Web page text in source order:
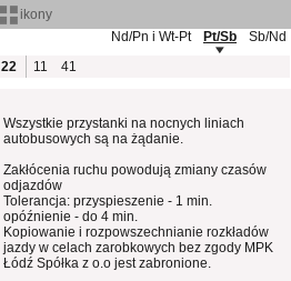
ikony
Nd/Pn i Wt-Pt
Pt/Sb
Sb/Nd
22
11 41
Wszystkie przystanki na nocnych liniach
autobusowych są na żądanie.
Zakłócenia ruchu powodują zmiany czasów
odjazdów
Tolerancja: przyspieszenie - 1 min.
opóźnienie - do 4 min.
Kopiowanie i rozpowszechnianie rozkładów
jazdy w celach zarobkowych bez zgody MPK
Łódź Spółka z o.o jest zabronione.